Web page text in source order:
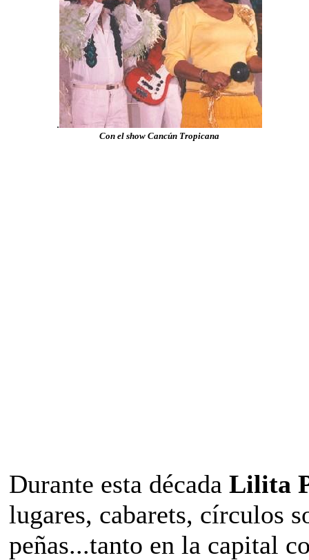
.
Con el show Cancún Tropicana
Durante esta década Lilita
lugares, cabarets, círculos
peñas...tanto en la capital